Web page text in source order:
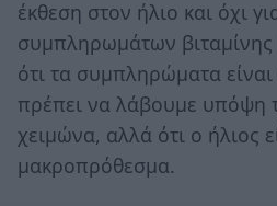
έκθεση στον ήλιο και όχι
συμπληρωμάτων
ότι τα συμπληρώματα
πρέπει να λάβουμε υπόψη
χειμώνα, αλλά ότι ο ήλιος
μακροπρόθεσμα.